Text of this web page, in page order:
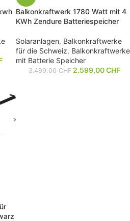
Balkonkraftwerk 1780 Watt mit 4
KWh Zendure Batteriespeicher
Solaranlagen, Balkonkraftwerke
für die Schweiz, Balkonkraftwerke
mit Batterie Speicher
3.499,00CHF 2.599,00CHF